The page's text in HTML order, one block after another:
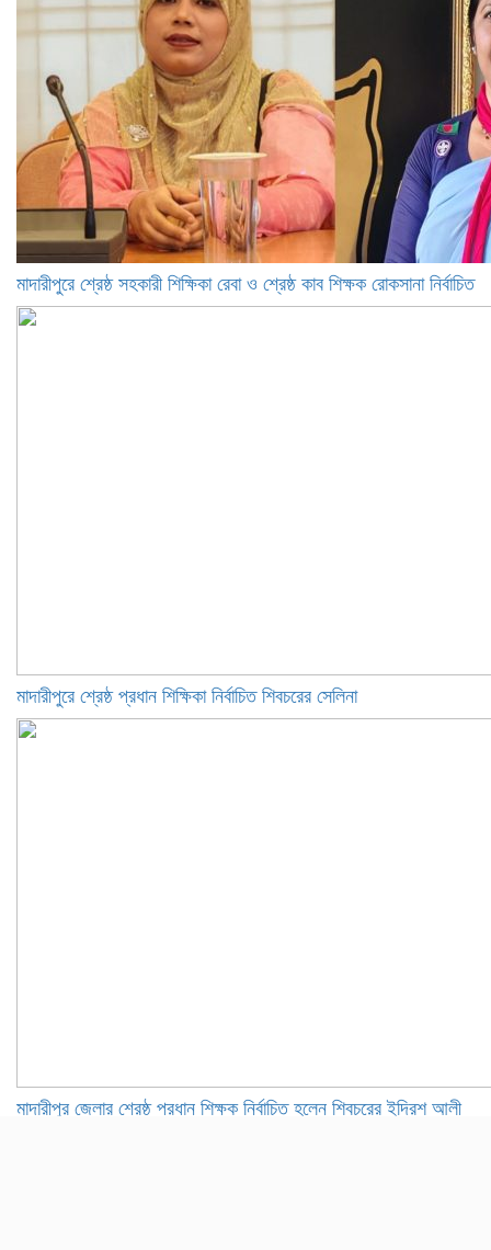
মাদারীপুরে শ্রেষ্ঠ সহকারী শিক্ষিকা রেবা ও শ্রেষ্ঠ কাব শিক্ষক রোকসানা নির্বাচিত
মাদারীপুরে শ্রেষ্ঠ প্রধান শিক্ষিকা নির্বাচিত শিবচরের সেলিনা
মাদারীপুর জেলার শ্রেষ্ঠ প্রধান শিক্ষক নির্বাচিত হলেন শিবচরের ইদ্রিশ আলী